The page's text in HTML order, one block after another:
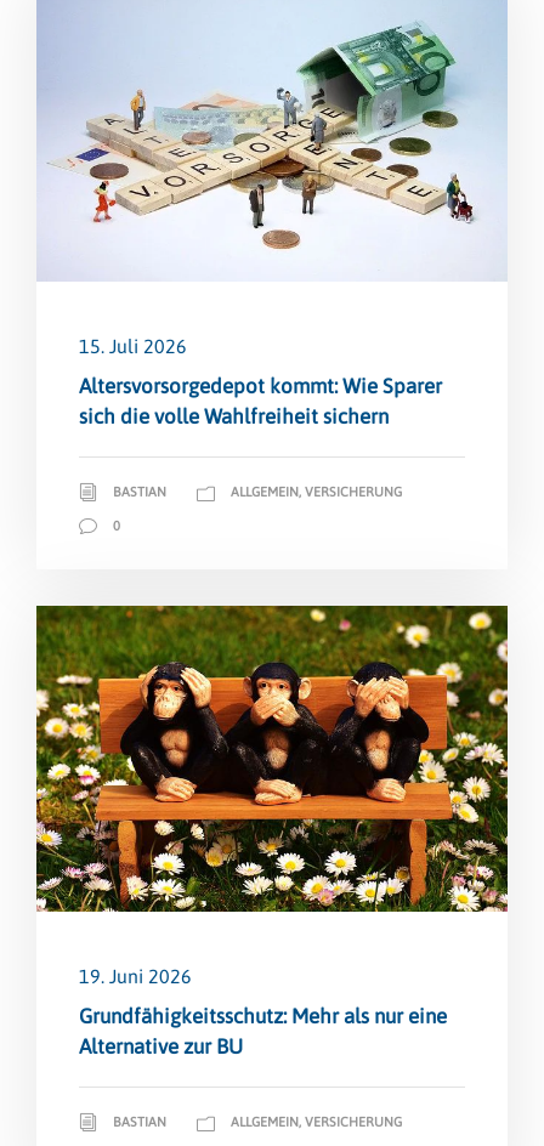
15. Juli 2026
Altersvorsorge­depot kommt: Wie Sparer
sich die volle Wahlfreiheit sichern
BASTIAN ALLGEMEIN, VERSICHERUNG
0
19. Juni 2026
Grundfähigkeitsschutz: Mehr als nur eine
Alternative zur BU
BASTIAN ALLGEMEIN, VERSICHERUNG